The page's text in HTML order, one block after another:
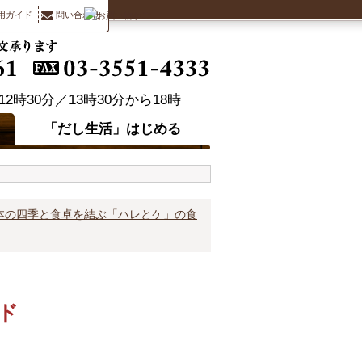
ガイド 問い合わせ
「だし生活」はじめる
の四季と食卓を結ぶ「ハレとケ」の食